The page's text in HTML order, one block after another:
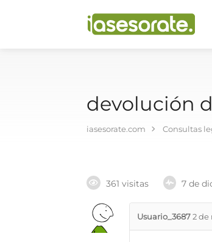
devolución
iasesorate.com Consultas
361 visitas 7 de
Usuario_36872 de